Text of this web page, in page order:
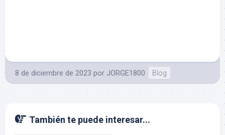
8 de diciembre de 2023 por JORGE1800 Blog
También te puede interesar...